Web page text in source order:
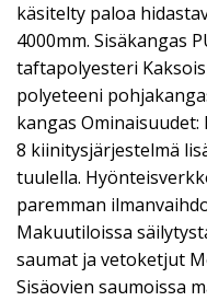
käsitelty paloa
4000mm. Sisäkangas
taftapolyesteri
polyeteeni
kangas Ominaisuudet:
8 kiinitysjärjestelmä
tuulella.
paremman
Makuutiloissa
saumat ja vetoketjut
Sisäovien saumoissa